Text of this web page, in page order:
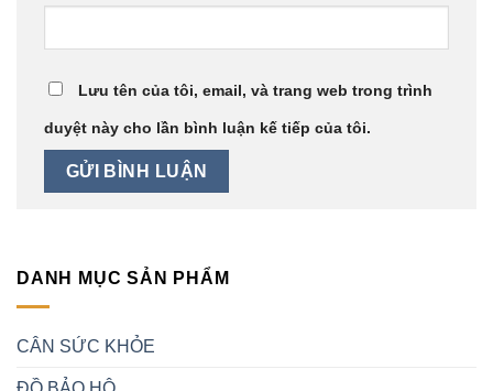
Lưu tên của tôi, email, và trang web trong trình
duyệt này cho lần bình luận kế tiếp của tôi.
DANH MỤC SẢN PHẨM
CÂN SỨC KHỎE